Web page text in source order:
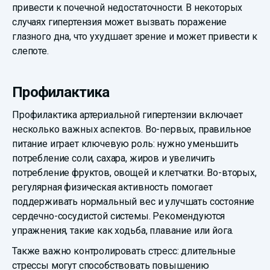
привести к почечной недостаточности. В некоторых
случаях гипертензия может вызвать поражение
глазного дна, что ухудшает зрение и может привести к
слепоте.
Профилактика
Профилактика артериальной гипертензии включает
несколько важных аспектов. Во-первых, правильное
питание играет ключевую роль: нужно уменьшить
потребление соли, сахара, жиров и увеличить
потребление фруктов, овощей и клетчатки. Во-вторых,
регулярная физическая активность помогает
поддерживать нормальный вес и улучшать состояние
сердечно-сосудистой системы. Рекомендуются
упражнения, такие как ходьба, плавание или йога.
Также важно контролировать стресс: длительные
стрессы могут способствовать повышению